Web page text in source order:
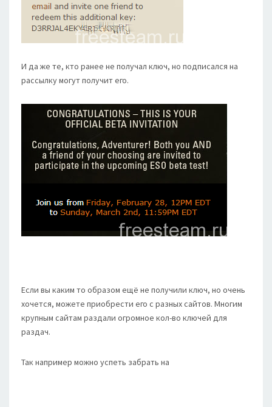
И да же те, кто ранее не получал ключ, но подписался на
рассылку могут получит его.
Если вы каким то образом ещё не получили ключ, но очень
хочется, можете приобрести его с разных сайтов. Многим
крупным сайтам раздали огромное кол-во ключей для
раздач.
Так например можно успеть забрать на